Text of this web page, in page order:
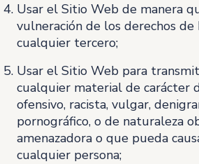
Usar el Sitio Web de manera
vulneración de los derechos de
cualquier tercero;
Usar el Sitio Web para
cualquier material de carácter
ofensivo, racista, vulgar,
pornográfico, o de naturaleza
amenazadora o que pueda
cualquier persona;